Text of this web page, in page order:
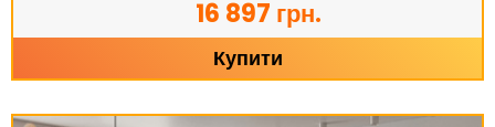
16 897 грн.
Купити